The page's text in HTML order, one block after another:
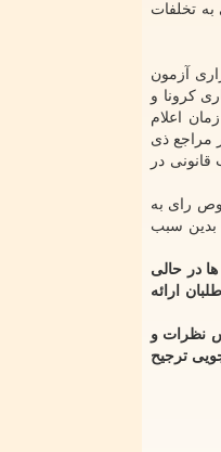
به تخلفات
آزمون
کرونا و
بجای 9 ماه مصوبه قانونی از زمان اعلام
مراجع ذی
در
رای به
بدین سبب
در حالی
ارائه
نظرات و
ترجیح